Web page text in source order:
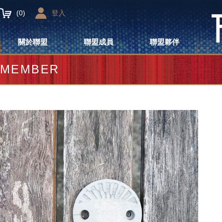
(0) 登入
關於聯盟 聯盟成員 聯盟夥伴
MEMBER